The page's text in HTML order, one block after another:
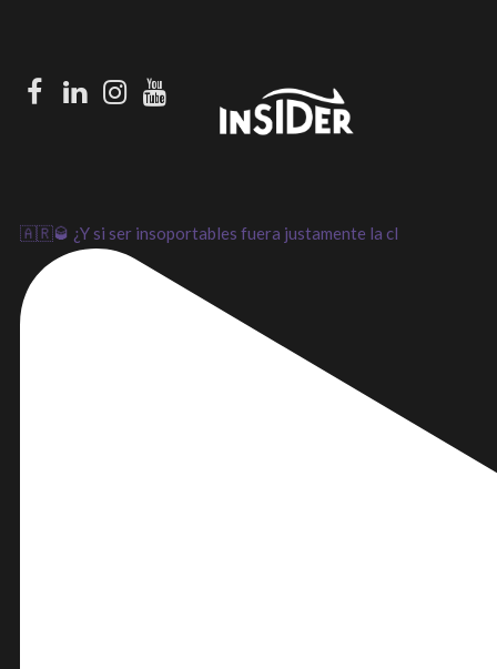
Facebook
LinkedInInstagram
Youtube
🇦🇷🥃 ¿Y si ser insoportables fuera justamente la cl